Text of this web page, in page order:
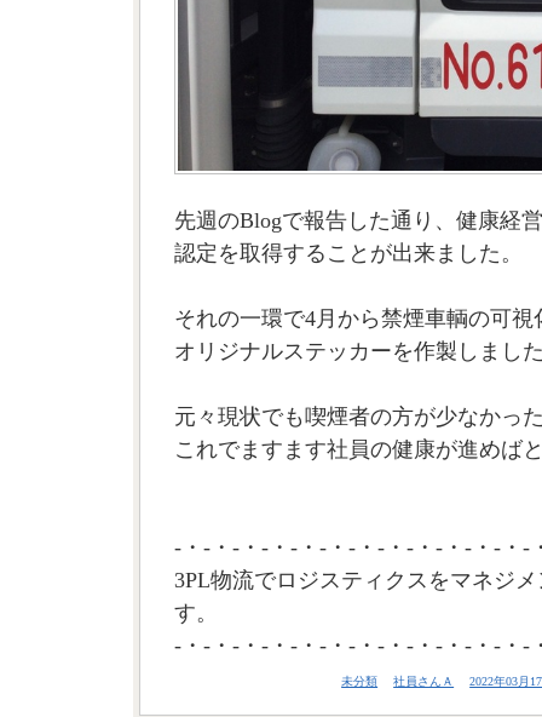
先週のBlogで報告した通り、健康経
認定を取得することが出来ました。
それの一環で4月から禁煙車輌の可
オリジナルステッカーを作製しまし
元々現状でも喫煙者の方が少なかっ
これでますます社員の健康が進めば
-・-・-・-・-・-・-・-・-・-・-・-・-
3PL物流でロジスティクスをマネジ
す。
-・-・-・-・-・-・-・-・-・-・-・-・-
未分類 社員さんＡ 2022年03月